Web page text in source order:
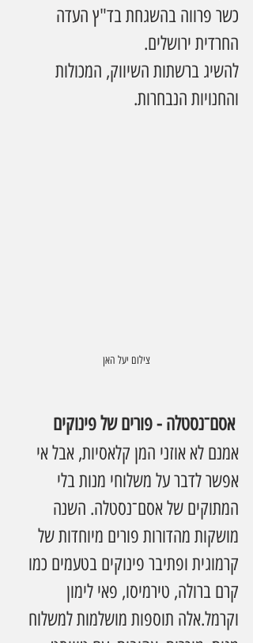
כשר פרווה בהשגחת בד"ץ העדה
החרדית ירושלים.
להשיג ברשתות השיווק, המכולות
והחנויות הנבחרות.
צילום יעל האן
אסם־נסטלה - פורים של פינוקים
אמנם לא אוזני המן קלאסיות, אבל אי
אפשר לדבר על משלוחי מנות בלי
המתוקים של אסם־נסטלה. השנה
מושקות מהדורות פורים מיוחדות של
קרמוגית ופתיבר פינוקים בטעמים כמו
קרם ברולה, טירמיסו, פאי לימון
וקרמל.אלה תוספות מושלמות למשלוח